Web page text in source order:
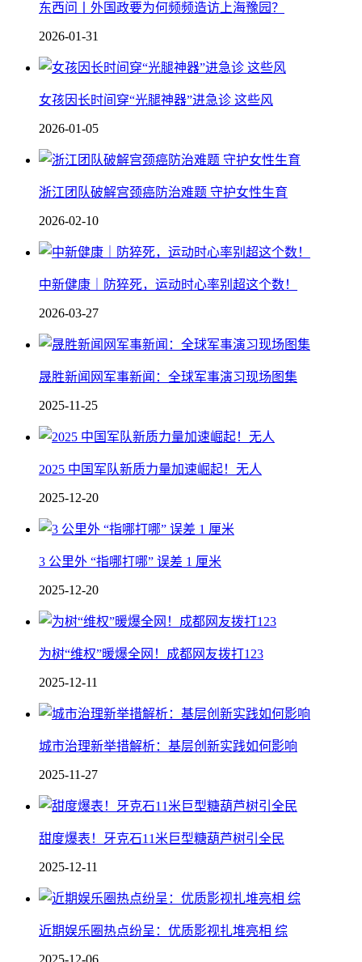
东西问丨外国政要为何频频造访上海豫园？
2026-01-31
女孩因长时间穿“光腿神器”进急诊 这些风
2026-01-05
浙江团队破解宫颈癌防治难题 守护女性生育
2026-02-10
中新健康｜防猝死，运动时心率别超这个数！
2026-03-27
晟胜新闻网军事新闻：全球军事演习现场图集
2025-11-25
2025 中国军队新质力量加速崛起！无人
2025-12-20
3 公里外 “指哪打哪” 误差 1 厘米
2025-12-20
为树“维权”暖爆全网！成都网友拨打123
2025-12-11
城市治理新举措解析：基层创新实践如何影响
2025-11-27
甜度爆表！牙克石11米巨型糖葫芦树引全民
2025-12-11
近期娱乐圈热点纷呈：优质影视扎堆亮相 综
2025-12-06